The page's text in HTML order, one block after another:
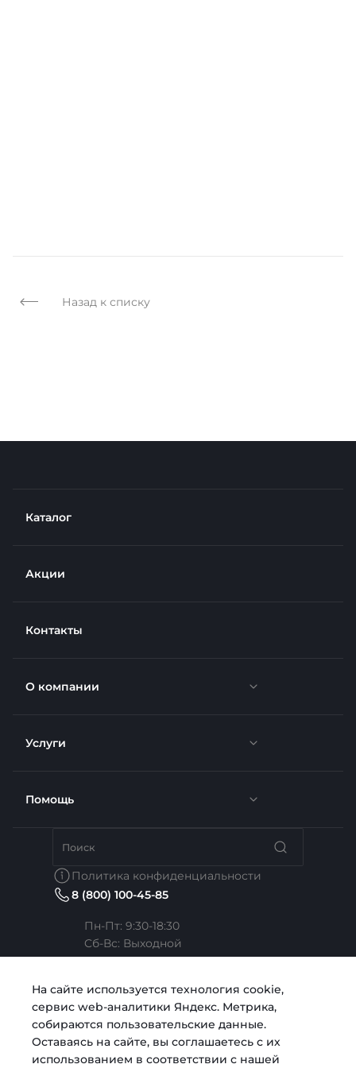
Назад к списку
Каталог
Акции
Контакты
О компании
Новости
Отзывы
Вакансии
Согласие на обработку персональных данных
Услуги
Доставка
Недвижимость
Строительство
Помощь
Политика конфиденциальности
8 (800) 100-45-85
Пн-Пт: 9:30-18:30
Cб-Вс: Выходной
sale@intecweb.ru
На сайте используется технология cookie,
сервис web-аналитики Яндекс. Метрика,
собираются пользовательские данные.
Оставаясь на сайте, вы соглашаетесь с их
использованием в соответствии с нашей